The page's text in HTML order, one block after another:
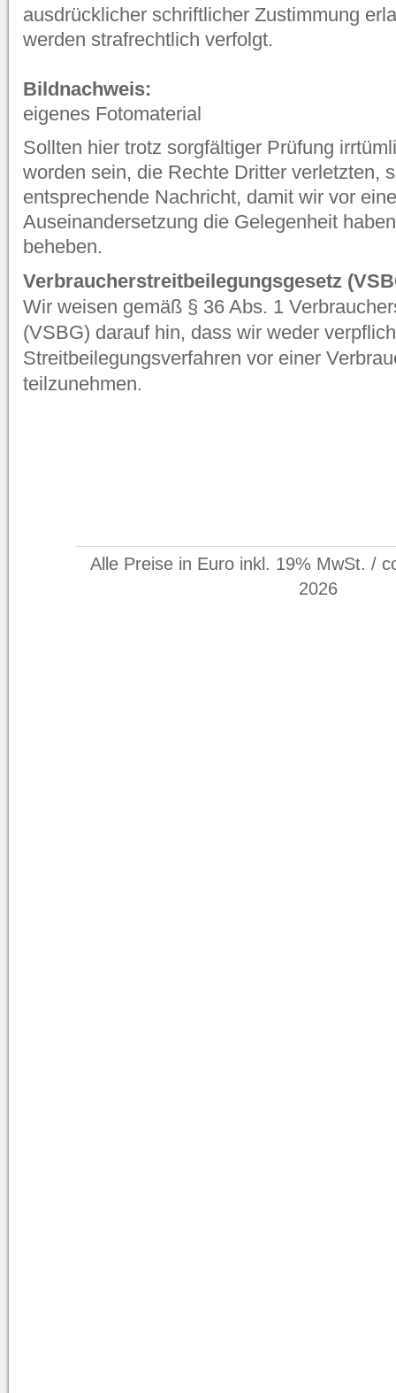
ausdrücklicher schriftlicher Zustimmung
werden strafrechtlich verfolgt.
Bildnachweis:
eigenes Fotomaterial
Sollten hier trotz sorgfältiger Prüfung
worden sein, die Rechte Dritter verletzten,
entsprechende Nachricht, damit wir vor
Auseinandersetzung die Gelegenheit
beheben.
Verbraucherstreitbeilegungsgesetz
Wir weisen gemäß § 36 Abs. 1
(VSBG) darauf hin, dass wir weder
Streitbeilegungsverfahren vor einer
teilzunehmen.
Alle Preise in Euro inkl. 19% MwSt. /
2026